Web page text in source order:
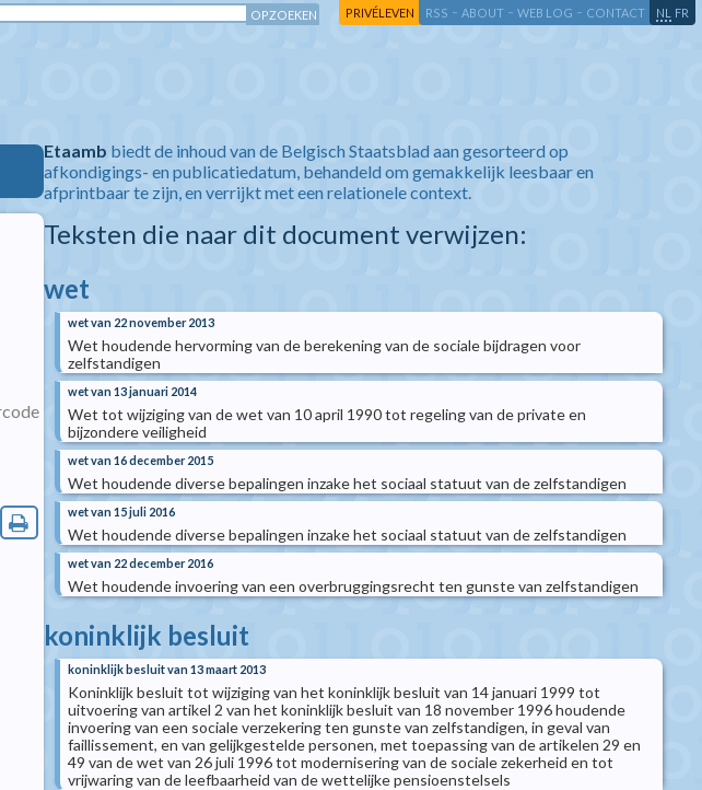
PRIVÉLEVEN RSS - ABOUT - WEB LOG - CONTACT NL FR
Etaamb biedt de inhoud van de Belgisch Staatsblad aan gesorteerd op
afkondigings- en publicatiedatum, behandeld om gemakkelijk leesbaar en
afprintbaar te zijn, en verrijkt met een relationele context.
Teksten die naar dit document verwijzen:
wet
wet van 22 november 2013
Wet houdende hervorming van de berekening van de sociale bijdragen voor
zelfstandigen
wet van 13 januari 2014
Wet tot wijziging van de wet van 10 april 1990 tot regeling van de private en
bijzondere veiligheid
wet van 16 december 2015
Wet houdende diverse bepalingen inzake het sociaal statuut van de zelfstandigen
wet van 15 juli 2016
Wet houdende diverse bepalingen inzake het sociaal statuut van de zelfstandigen
wet van 22 december 2016
Wet houdende invoering van een overbruggingsrecht ten gunste van zelfstandigen
koninklijk besluit
koninklijk besluit van 13 maart 2013
Koninklijk besluit tot wijziging van het koninklijk besluit van 14 januari 1999 tot
uitvoering van artikel 2 van het koninklijk besluit van 18 november 1996 houdende
invoering van een sociale verzekering ten gunste van zelfstandigen, in geval van
faillissement, en van gelijkgestelde personen, met toepassing van de artikelen 29 en
49 van de wet van 26 juli 1996 tot modernisering van de sociale zekerheid en tot
vrijwaring van de leefbaarheid van de wettelijke pensioenstelsels